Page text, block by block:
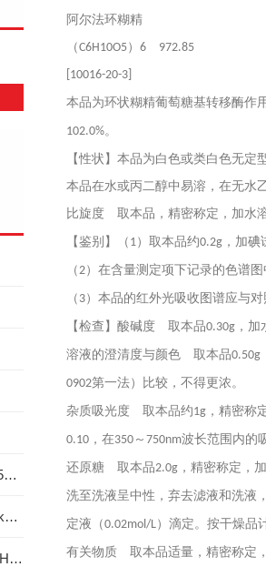
黑豆馏油晋湘定制药用级微晶纤维素500g/袋
药用辅料氨丁三醇 医药级氨丁三醇 1kg/袋 有备案登记号
医药用级抗氧化剂 二丁基羟基甲苯 BHT 药典标准
阿尔法环糊精
（C6H10O5）6
972.85
[10016-20-3]
本品为环状糊精葡萄糖基转移酶作
102.0%。
【性状】本品为白色或类白色无定
本品在水或丙二醇中易溶，在无水
比旋度 取本品，精密称定，加水
【鉴别】（ 1）取本品约0.2g ，加碘
（2）在含量测定项下记录的色谱
（ 3）本品的红外光吸收图谱应与
【检查】酸碱度 取本品0.30g ，加
溶液的澄清度与颜色 取本品0.50g
0902第一法）比较，不得更浓。
杂质吸光度 取本品约1g ，精密称
0.10 ，在350 ～750nm波长范围内的
还原糖 取本品2.0g ，精密称定，
洗至洗液呈中性，弃去滤液和洗液
定液（0.02mol/L）滴定。按干燥品
有关物质 取本品适量，精密称定